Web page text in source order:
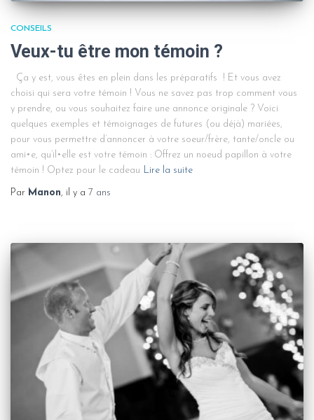
CONSEILS
Veux-tu être mon témoin ?
Ça y est, vous êtes en plein dans les préparatifs ! Et vous avez
choisi qui sera votre témoin ! Vous ne savez pas trop comment vous
y prendre, ou vous souhaitez faire une annonce originale ? Voici
quelques exemples et témoignages de futures (ou déjà) mariées,
pour vous permettre d’annoncer à votre soeur/frère, tante/oncle ou
ami•e, qu’il•elle est votre témoin : Offrez un noeud papillon à votre
témoin ! Optez pour le cadeau Lire la suite
Par Manon, il y a 7 ans